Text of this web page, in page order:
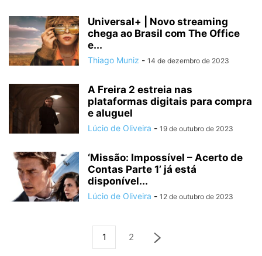
Universal+ | Novo streaming
chega ao Brasil com The Office
e...
Thiago Muniz - 14 de dezembro de 2023
A Freira 2 estreia nas
plataformas digitais para compra
e aluguel
Lúcio de Oliveira - 19 de outubro de 2023
‘Missão: Impossível – Acerto de
Contas Parte 1’ já está
disponível...
Lúcio de Oliveira - 12 de outubro de 2023
1 2